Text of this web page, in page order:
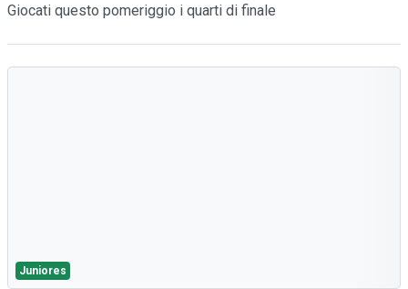
Giocati questo pomeriggio i quarti di finale
Juniores